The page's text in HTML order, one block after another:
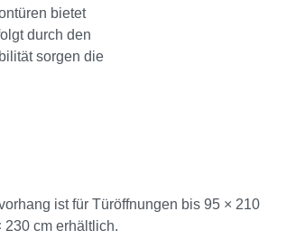
bietet
durch den
sorgen die
ist für Türöffnungen bis 95 × 210
230 cm erhältlich.